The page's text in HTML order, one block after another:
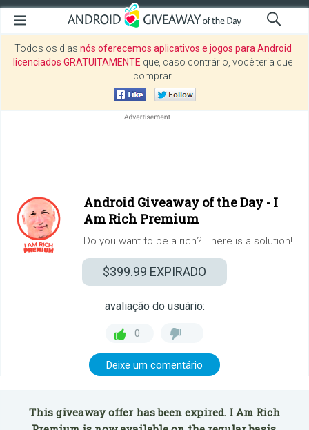
Todos os dias nós oferecemos aplicativos e jogos para Android
licenciados GRATUITAMENTE que, caso contrário, você teria que
comprar.
Android Giveaway of the Day - I
Am Rich Premium
Do you want to be a rich? There is a solution!
$399.99 EXPIRADO
avaliação do usuário:
0
Deixe um comentário
This giveaway offer has been expired. I Am Rich